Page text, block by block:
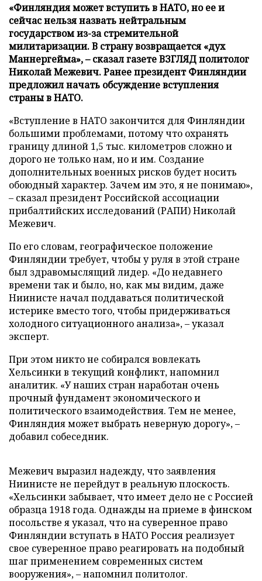
«Финляндия может вступить в НАТО, но ее и
сейчас нельзя назвать нейтральным
государством из-за стремительной
милитаризации. В страну возвращается «дух
Маннергейма», – сказал газете ВЗГЛЯД политолог
Николай Межевич. Ранее президент Финляндии
предложил начать обсуждение вступления
страны в НАТО.
«Вступление в НАТО закончится для Финляндии
большими проблемами, потому что охранять
границу длиной 1,5 тыс. километров сложно и
дорого не только нам, но и им. Создание
дополнительных военных рисков будет носить
обоюдный характер. Зачем им это, я не понимаю»,
– сказал президент Российской ассоциации
прибалтийских исследований (РАПИ) Николай
Межевич.
По его словам, географическое положение
Финляндии требует, чтобы у руля в этой стране
был здравомыслящий лидер. «До недавнего
времени так и было, но, как мы видим, даже
Ниинисте начал поддаваться политической
истерике вместо того, чтобы придерживаться
холодного ситуационного анализа», – указал
эксперт.
При этом никто не собирался вовлекать
Хельсинки в текущий конфликт, напомнил
аналитик. «У наших стран наработан очень
прочный фундамент экономического и
политического взаимодействия. Тем не менее,
Финляндия может выбрать неверную дорогу», –
добавил собеседник.
Межевич выразил надежду, что заявления
Ниинисте не перейдут в реальную плоскость.
«Хельсинки забывает, что имеет дело не с Россией
образца 1918 года. Однажды на приеме в финском
посольстве я указал, что на суверенное право
Финляндии вступать в НАТО Россия реализует
свое суверенное право реагировать на подобный
шаг применением современных систем
вооружения», – напомнил политолог.